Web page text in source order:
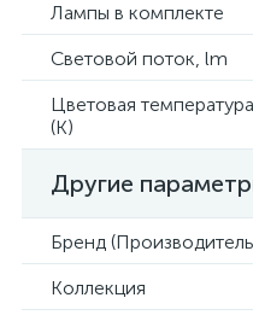
Лампы в комплекте
Световой поток, lm
Цветовая температура
(К)
Другие
Бренд
Коллекция